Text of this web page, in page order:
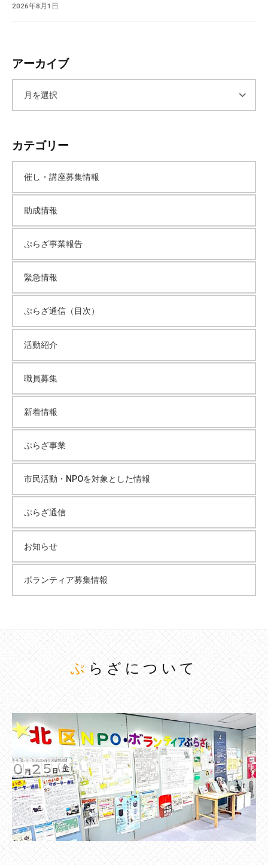
2026年8月1日
アーカイブ
カ
イ
ブ
カテゴリー
催し・講座募集情報
助成情報
ぷらざ事業報告
緊急情報
ぷらざ通信（目次）
活動紹介
職員募集
新着情報
ぷらざ事業
市民活動・NPOを対象とした情報
ぷらざ通信
お知らせ
ボランティア募集情報
ぷらざについて